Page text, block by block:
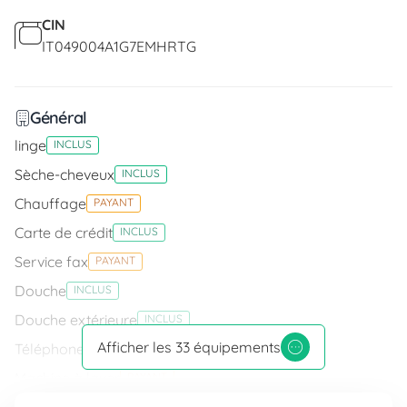
CIN
IT049004A1G7EMHRTG
Général
linge INCLUS
Sèche-cheveux INCLUS
Chauffage PAYANT
Carte de crédit INCLUS
Service fax PAYANT
Douche INCLUS
Douche extérieure INCLUS
Téléphone PAYANT
Afficher les 33 équipements